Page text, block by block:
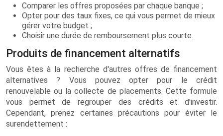
Comparer les offres proposées par chaque banque ;
Opter pour des taux fixes, ce qui vous permet de mieux
gérer votre budget ;
Choisir une durée de remboursement plus courte.
Produits de financement alternatifs
Vous êtes à la recherche d'autres offres de financement
alternatives ? Vous pouvez opter pour le crédit
renouvelable ou la collecte de placements. Cette formule
vous permet de regrouper des crédits et d'investir.
Cependant, prenez certaines précautions pour éviter le
surendettement :